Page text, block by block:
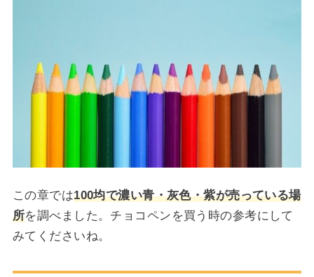
この章では100均で濃い青・灰色・紫が売っている場
所を調べました。チョコペンを買う時の参考にして
みてくださいね。